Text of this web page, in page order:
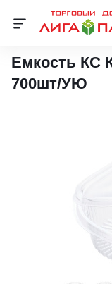
Контейнеры ПЭТ
Емкость КС
700шт/УЮ